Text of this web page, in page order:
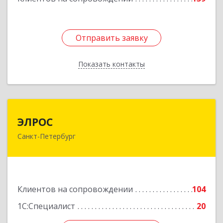
Отправить заявку
Показать контакты
Отправить заявку
Назад
ЭЛРОС
Санкт-Петербург
Клиентов на сопровождении
104
1С:Специалист
20
191024, Санкт-Петербург г, Тележная ул, дом №